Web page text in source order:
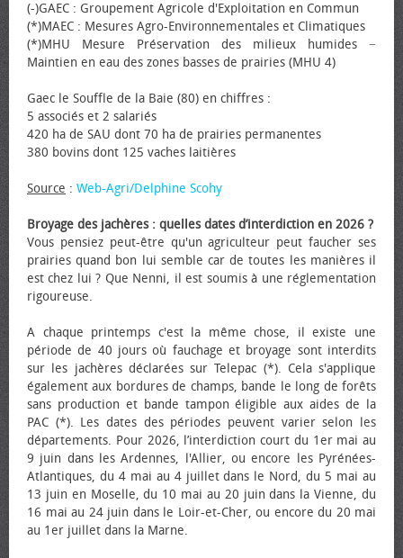
(-)GAEC : Groupement Agricole d'Exploitation en Commun
(*)MAEC : Mesures Agro-Environnementales et Climatiques
(*)MHU Mesure Préservation des milieux humides −
Maintien en eau des zones basses de prairies (MHU 4)
Gaec le Souffle de la Baie (80) en chiffres :
5 associés et 2 salariés
420 ha de SAU dont 70 ha de prairies permanentes
380 bovins dont 125 vaches laitières
Source : Web-Agri/Delphine Scohy
Broyage des jachères : quelles dates d’interdiction en 2026 ?
Vous pensiez peut-être qu'un agriculteur peut faucher ses
prairies quand bon lui semble car de toutes les manières il
est chez lui ? Que Nenni, il est soumis à une réglementation
rigoureuse.
A chaque printemps c'est la même chose, il existe une
période de 40 jours où fauchage et broyage sont interdits
sur les jachères déclarées sur Telepac (*). Cela s'applique
également aux bordures de champs, bande le long de forêts
sans production et bande tampon éligible aux aides de la
PAC (*). Les dates des périodes peuvent varier selon les
départements. Pour 2026, l’interdiction court du 1er mai au
9 juin dans les Ardennes, l'Allier, ou encore les Pyrénées-
Atlantiques, du 4 mai au 4 juillet dans le Nord, du 5 mai au
13 juin en Moselle, du 10 mai au 20 juin dans la Vienne, du
16 mai au 24 juin dans le Loir-et-Cher, ou encore du 20 mai
au 1er juillet dans la Marne.